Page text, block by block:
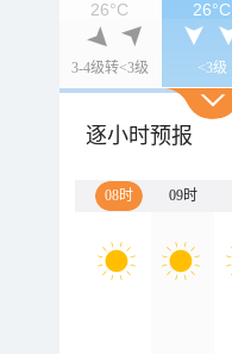
3-4级转<3级 <3级
26°C 26°C
逐小时预报
08时 09时